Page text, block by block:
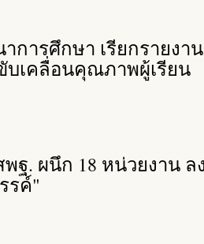
การศึกษา เรียกรายง
บเคลื่อนคุณภาพผู้เรียน
ฐ. ผนึก 18 หน่วยงาน
รค์"